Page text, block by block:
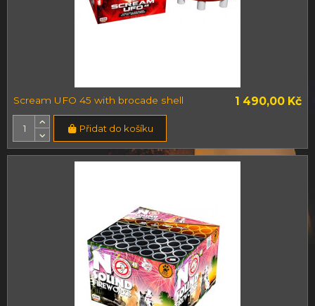
Scream UFO 45 with brocade shell 1 490,00 Kč
Přidat do košíku